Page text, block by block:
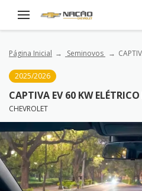
Página Inicial Seminovos
2025/2026
CAPTIVA EV 60 KW ELÉTRICO
CHEVROLET